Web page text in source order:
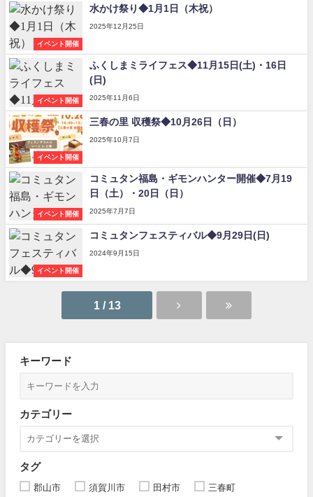
イベント開催
水かけ祭り◆1月1日（木祝）
2025年12月25日
イベント開催
ふくしまミライフェス◆11月15日(土)・16日
(日)
2025年11月6日
イベント開催
三春の里 収穫祭◆10月26日（日）
2025年10月7日
イベント開催
コミュタン福島・ギモンハンター開催◆7月19
日（土）・20日（日）
2025年7月7日
イベント開催
コミュタンフェスティバル◆9月29日(日)
2024年9月15日
1 / 13
キーワード
カテゴリー
タグ
郡山市 須賀川市 田村市
三春町